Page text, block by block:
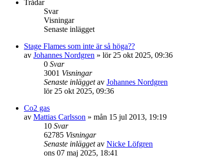
Trådar
Svar
Visningar
Senaste inlägget
Stage Flames som inte är så höga??
av Johannes Nordgren » lör 25 okt 2025, 09:36
0 Svar
3001 Visningar
Senaste inläggetav Johannes Nordgren
lör 25 okt 2025, 09:36
Co2 gas
av Mattias Carlsson » mån 15 jul 2013, 19:19
10 Svar
62785 Visningar
Senaste inläggetav Nicke Löfgren
ons 07 maj 2025, 18:41